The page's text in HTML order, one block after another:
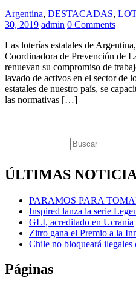
Argentina, DESTACADAS,
30, 2019 admin 0 Comments
Las loterías estatales de
Coordinadora de Prevención de
renuevan su compromiso de
lavado de activos en el sector de
estatales de nuestro país, se
las normativas […]
ÚLTIMAS
PARAMOS PARA
Inspired lanza la serie
GLI, acreditado en Ucrania
Zitro gana el Premio a la
Chile no bloqueará
Páginas